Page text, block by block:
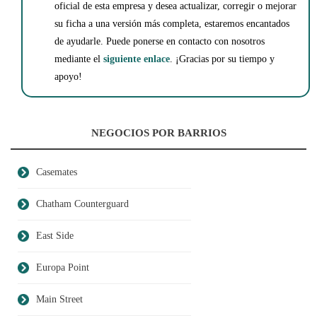
oficial de esta empresa y desea actualizar, corregir o mejorar
su ficha a una versión más completa, estaremos encantados
de ayudarle. Puede ponerse en contacto con nosotros
mediante el siguiente enlace. ¡Gracias por su tiempo y
apoyo!
NEGOCIOS POR BARRIOS
Casemates
Chatham Counterguard
East Side
Europa Point
Main Street